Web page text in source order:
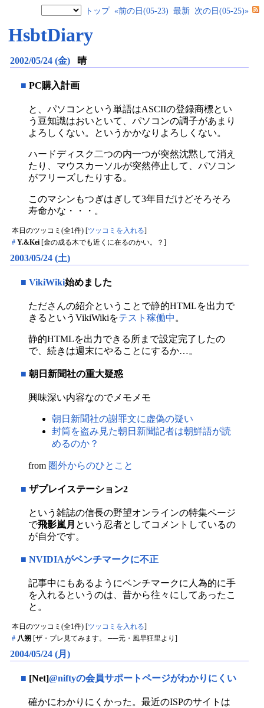
トップ «前の日(05-23) 最新 次の日(05-25)»
HsbtDiary
2002/05/24 (金) 晴
■ PC購入計画
と、パソコンという単語はASCIIの登録商標とい
う豆知識はおいといて、パソコンの調子があまり
よろしくない。というかかなりよろしくない。
ハードディスク二つの内一つが突然沈黙して消え
たり、マウスカーソルが突然停止して、パソコン
がフリーズしたりする。
このマシンもつぎはぎして3年目だけどそろそろ
寿命かな・・・。
本日のツッコミ(全1件) [ツッコミを入れる]
# Y.&Kei [金の成る木でも近くに在るのかい。？]
2003/05/24 (土)
■ VikiWiki始めました
たださんの紹介ということで静的HTMLを出力で
きるというVikiWikiをテスト稼働中 。
静的HTMLを出力できる所まで設定完了したの
で、続きは週末にやることにするか…。
■ 朝日新聞社の重大疑惑
興味深い内容なのでメモメモ
朝日新聞社の謝罪文に虚偽の疑い
封筒を盗み見た朝日新聞記者は朝鮮語が読
めるのか？
from 圏外からのひとこと
■ ザプレイステーション2
という雑誌の信長の野望オンラインの特集ページ
で飛影嵐月 という忍者としてコメントしているの
が自分です。
■ NVIDIAがベンチマークに不正
記事中にもあるようにベンチマークに人為的に手
を入れるというのは、昔から往々にしてあったこ
と。
本日のツッコミ(全1件) [ ツッコミを入れる
# 八朔 [ザ・プレ見てみます。 ──元・風早狂里より]
2004/05/24 (月)
■ [Net]@niftyの会員サポートページがわかりにくい
確かにわかりにくかった。最近のISPのサイトは